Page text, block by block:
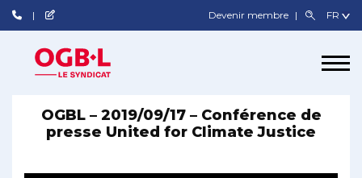
Devenir membre
OGBL – 2019/09/17 – Conférence de
presse United for Climate Justice